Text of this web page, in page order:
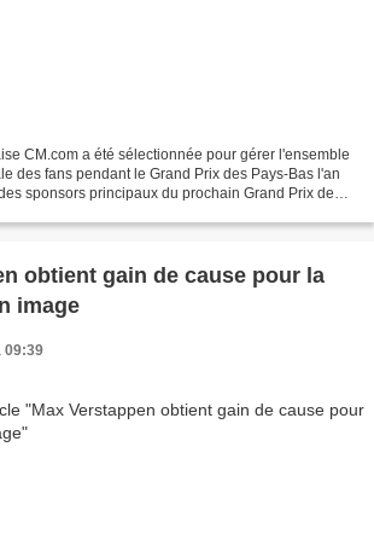
CM.com a été sélectionnée pour gérer l'ensemble
des fans pendant le Grand Prix des Pays-Bas l'an
sponsors principaux du prochain Grand Prix des
obtient gain de cause pour la
image
09:39